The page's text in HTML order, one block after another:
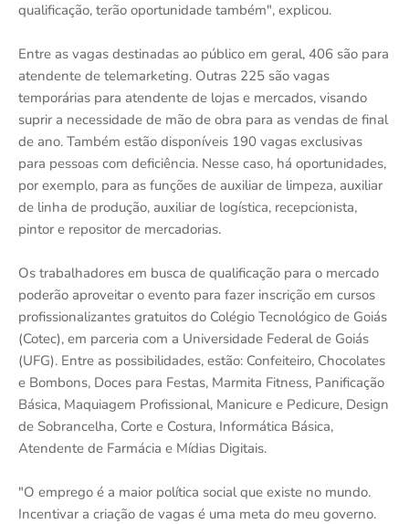
qualificação, terão oportunidade também", explicou.
Entre as vagas destinadas ao público em geral, 406 são para
atendente de telemarketing. Outras 225 são vagas
temporárias para atendente de lojas e mercados, visando
suprir a necessidade de mão de obra para as vendas de final
de ano. Também estão disponíveis 190 vagas exclusivas
para pessoas com deficiência. Nesse caso, há oportunidades,
por exemplo, para as funções de auxiliar de limpeza, auxiliar
de linha de produção, auxiliar de logística, recepcionista,
pintor e repositor de mercadorias.
Os trabalhadores em busca de qualificação para o mercado
poderão aproveitar o evento para fazer inscrição em cursos
profissionalizantes gratuitos do Colégio Tecnológico de Goiás
(Cotec), em parceria com a Universidade Federal de Goiás
(UFG). Entre as possibilidades, estão: Confeiteiro, Chocolates
e Bombons, Doces para Festas, Marmita Fitness, Panificação
Básica, Maquiagem Profissional, Manicure e Pedicure, Design
de Sobrancelha, Corte e Costura, Informática Básica,
Atendente de Farmácia e Mídias Digitais.
"O emprego é a maior política social que existe no mundo.
Incentivar a criação de vagas é uma meta do meu governo.